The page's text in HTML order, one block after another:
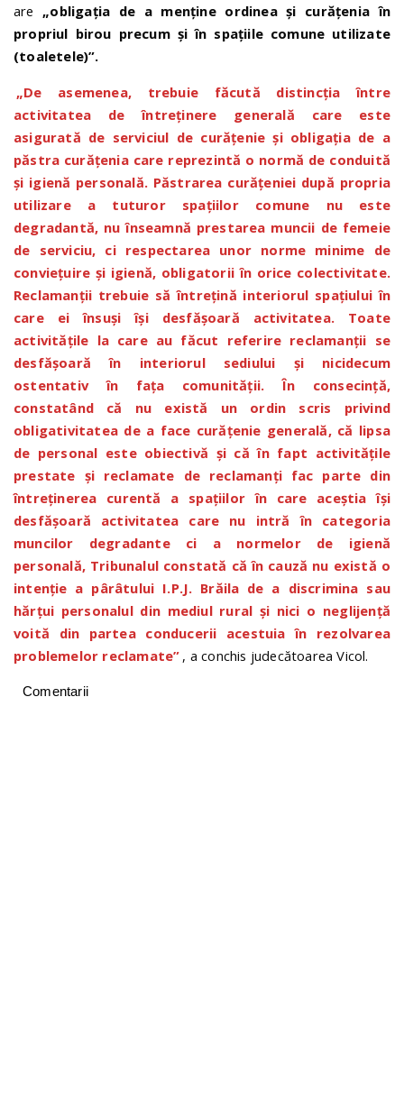
are „obligația de a menține ordinea și curățenia în
propriul birou precum și în spațiile comune utilizate
(toaletele)”.
„De asemenea, trebuie făcută distincția între
activitatea de întreținere generală care este
asigurată de serviciul de curățenie și obligația de a
păstra curățenia care reprezintă o normă de conduită
și igienă personală. Păstrarea curățeniei după propria
utilizare a tuturor spațiilor comune nu este
degradantă, nu înseamnă prestarea muncii de femeie
de serviciu, ci respectarea unor norme minime de
conviețuire și igienă, obligatorii în orice colectivitate.
Reclamanții trebuie să întrețină interiorul spațiului în
care ei însuși își desfășoară activitatea. Toate
activitățile la care au făcut referire reclamanții se
desfășoară în interiorul sediului și nicidecum
ostentativ în fața comunității. În consecință,
constatând că nu există un ordin scris privind
obligativitatea de a face curățenie generală, că lipsa
de personal este obiectivă și că în fapt activitățile
prestate și reclamate de reclamanți fac parte din
întreținerea curentă a spațiilor în care aceștia își
desfășoară activitatea care nu intră în categoria
muncilor degradante ci a normelor de igienă
personală, Tribunalul constată că în cauză nu există o
intenție a pârâtului I.P.J. Brăila de a discrimina sau
hărțui personalul din mediul rural și nici o neglijență
voită din partea conducerii acestuia în rezolvarea
problemelor reclamate” , a conchis judecătoarea Vicol.
Comentarii